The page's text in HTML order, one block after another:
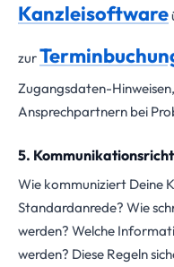
Kanzleisoftware
zur
Zugangsdaten-
Ansprechpartnern bei
5.
Wie kommuniziert Deine
Standardanrede? Wie
werden? Welche
werden? Diese Regeln